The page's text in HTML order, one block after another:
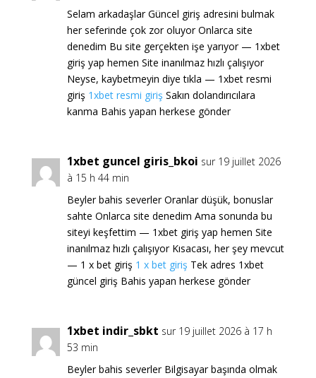
Selam arkadaşlar Güncel giriş adresini bulmak
her seferinde çok zor oluyor Onlarca site
denedim Bu site gerçekten işe yarıyor — 1xbet
giriş yap hemen Site inanılmaz hızlı çalışıyor
Neyse, kaybetmeyin diye tıkla — 1xbet resmi
giriş 1xbet resmi giriş Sakın dolandırıcılara
kanma Bahis yapan herkese gönder
1xbet guncel giris_bkoi sur 19 juillet 2026
à 15 h 44 min
Beyler bahis severler Oranlar düşük, bonuslar
sahte Onlarca site denedim Ama sonunda bu
siteyi keşfettim — 1xbet giriş yap hemen Site
inanılmaz hızlı çalışıyor Kısacası, her şey mevcut
— 1 x bet giriş 1 x bet giriş Tek adres 1xbet
güncel giriş Bahis yapan herkese gönder
1xbet indir_sbkt sur 19 juillet 2026 à 17 h
53 min
Beyler bahis severler Bilgisayar başında olmak